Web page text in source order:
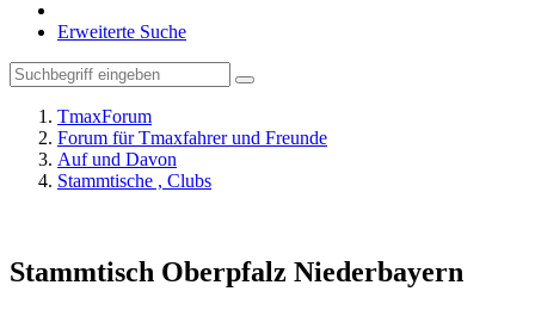
Erweiterte Suche
TmaxForum
Forum für Tmaxfahrer und Freunde
Auf und Davon
Stammtische , Clubs
Stammtisch Oberpfalz Niederbayern